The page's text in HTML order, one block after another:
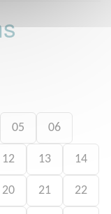
05 06
12 13 14
20 21 22